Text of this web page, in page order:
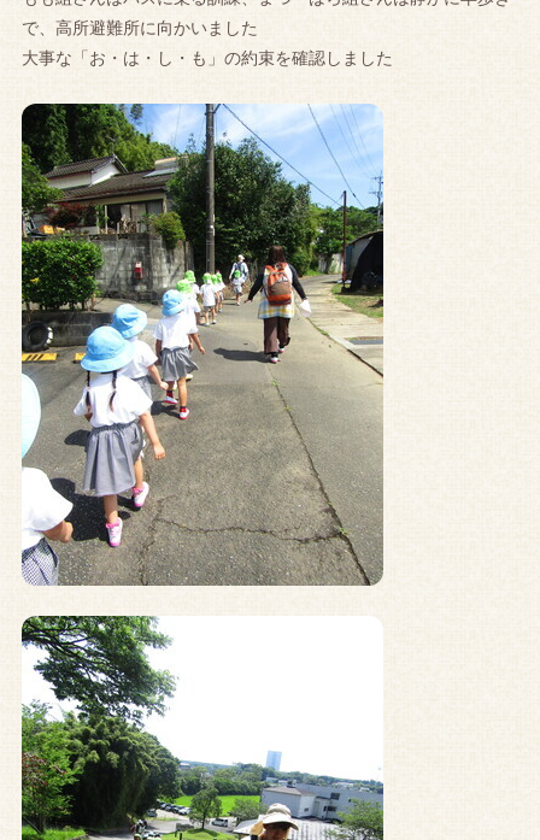
で、高所避難所に向かいました
大事な「お・は・し・も」の約束を確認しました